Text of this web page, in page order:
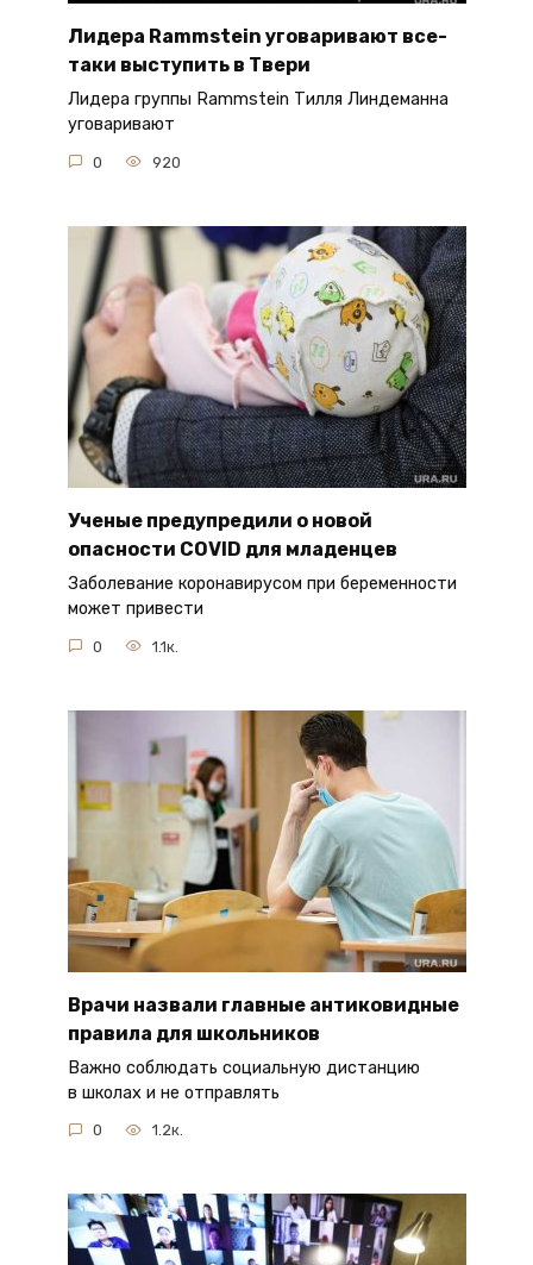
Лидера Rammstein уговаривают все-
таки выступить в Твери
Лидера группы Rammstein Тилля Линдеманна
уговаривают
0 920
Ученые предупредили о новой
опасности COVID для младенцев
Заболевание коронавирусом при беременности
может привести
0 1.1к.
Врачи назвали главные антиковидные
правила для школьников
Важно соблюдать социальную дистанцию
в школах и не отправлять
0 1.2к.